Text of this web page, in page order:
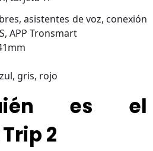
asistentes de voz, conexión
APP Tronsmart
gris, rojo
es el
2